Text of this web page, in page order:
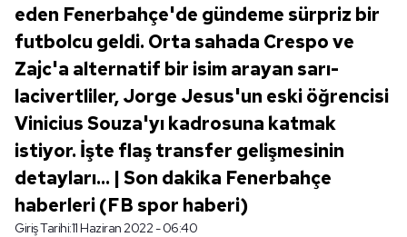
eden Fenerbahçe'de gündeme sürpriz bir
futbolcu geldi. Orta sahada Crespo ve
Zajc'a alternatif bir isim arayan sarı-
lacivertliler, Jorge Jesus'un eski öğrencisi
Vinicius Souza'yı kadrosuna katmak
istiyor. İşte flaş transfer gelişmesinin
detayları... | Son dakika Fenerbahçe
haberleri (FB spor haberi)
Giriş Tarihi:11 Haziran 2022 - 06:40